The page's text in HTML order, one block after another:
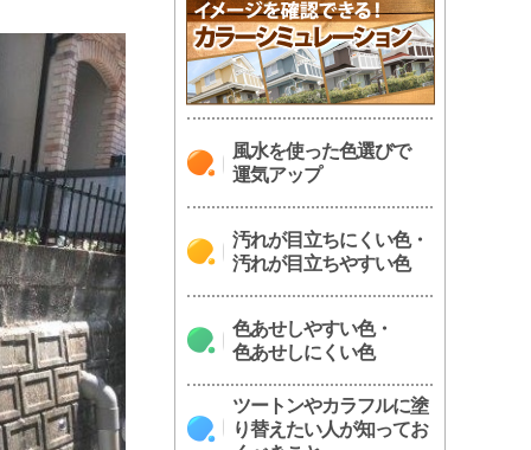
風水を使った色選びで
運気アップ
汚れが目立ちにくい色・
汚れが目立ちやすい色
色あせしやすい色・
色あせしにくい色
ツートンやカラフルに塗
り替えたい人が知ってお